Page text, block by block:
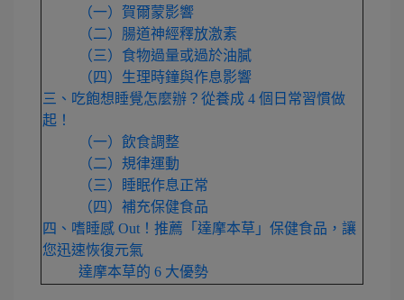
（一）賀爾蒙影響
（二）腸道神經釋放激素
（三）食物過量或過於油膩
（四）生理時鐘與作息影響
三、吃飽想睡覺怎麼辦？從養成 4 個日常習慣做
起！
（一）飲食調整
（二）規律運動
（三）睡眠作息正常
（四）補充保健食品
四、嗜睡感 Out！推薦「達摩本草」保健食品，讓
您迅速恢復元氣
達摩本草的 6 大優勢